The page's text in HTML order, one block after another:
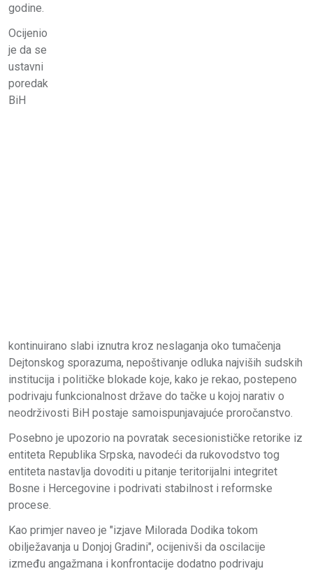
godine.
Ocijenio
je da se
ustavni
poredak
BiH
kontinuirano slabi iznutra kroz neslaganja oko tumačenja
Dejtonskog sporazuma, nepoštivanje odluka najviših sudskih
institucija i političke blokade koje, kako je rekao, postepeno
podrivaju funkcionalnost države do tačke u kojoj narativ o
neodrživosti BiH postaje samoispunjavajuće proročanstvo.
Posebno je upozorio na povratak secesionističke retorike iz
entiteta Republika Srpska, navodeći da rukovodstvo tog
entiteta nastavlja dovoditi u pitanje teritorijalni integritet
Bosne i Hercegovine i podrivati stabilnost i reformske
procese.
Kao primjer naveo je "izjave Milorada Dodika tokom
obilježavanja u Donjoj Gradini", ocijenivši da oscilacije
između angažmana i konfrontacije dodatno podrivaju